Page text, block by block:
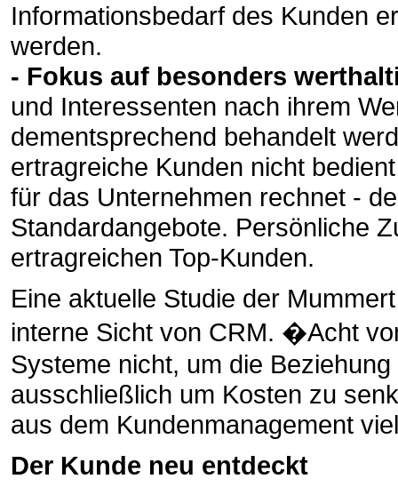
Informationsbedarf des Kunden
werden.
- Fokus auf besonders
und Interessenten nach ihrem
dementsprechend behandelt
ertragreiche Kunden nicht
für das Unternehmen rechnet -
Standardangebote. Persönliche
ertragreichen Top-Kunden.
Eine aktuelle Studie der
interne Sicht von CRM. �Acht
Systeme nicht, um die
ausschließlich um Kosten zu
aus dem Kundenmanagement
Der Kunde neu entdeckt